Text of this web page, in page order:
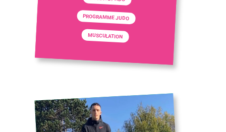
PROGRAMME JUDO
MUSCULATION